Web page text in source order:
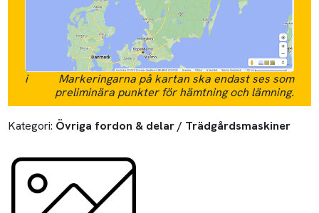
i
Markeringarna på kartan ska endast ses som
preliminära punkter för hämtning och lämning.
Kategori: Övriga fordon & delar / Trädgårdsmaskiner